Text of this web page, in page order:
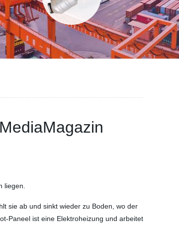
liegen.
sie ab und sinkt wieder zu Boden, wo der
Paneel ist eine Elektroheizung und arbeitet